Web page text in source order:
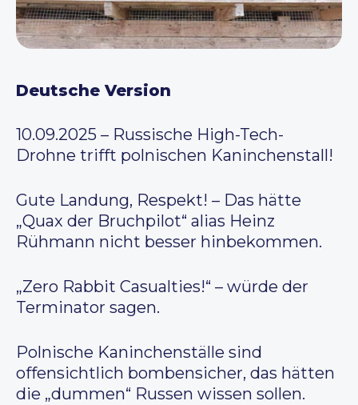
Deutsche Version
10.09.2025 – Russische High-Tech-
Drohne trifft polnischen Kaninchenstall!
Gute Landung, Respekt! – Das hätte
„Quax der Bruchpilot“ alias Heinz
Rühmann nicht besser hinbekommen.
„Zero Rabbit Casualties!“ – würde der
Terminator sagen.
Polnische Kaninchenställe sind
offensichtlich bombensicher, das hätten
die „dummen“ Russen wissen sollen.